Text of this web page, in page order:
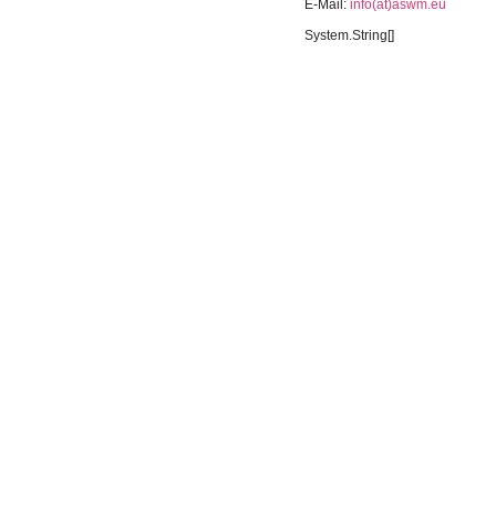
E-Mail:info(at)aswm.eu
System.String[]